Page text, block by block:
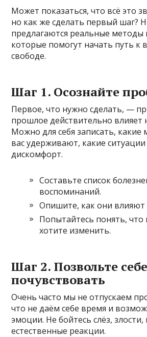
Может показаться, что всё это
но как же сделать первый шаг?
предлагаются реальные методы
которые помогут начать путь к
свободе.
Шаг 1. Осознайте
Первое, что нужно сделать, —
прошлое действительно влияет
Можно для себя записать,
вас удерживают, какие
дискомфорт.
Составьте список
воспоминаний.
Опишите, как они влияют
Попытайтесь понять,
хотите изменить.
Шаг 2. Позвольте себе
почувствовать
Очень часто мы не отпускаем
что не даём себе время и
эмоции. Не бойтесь слёз, злости,
естественные реакции.